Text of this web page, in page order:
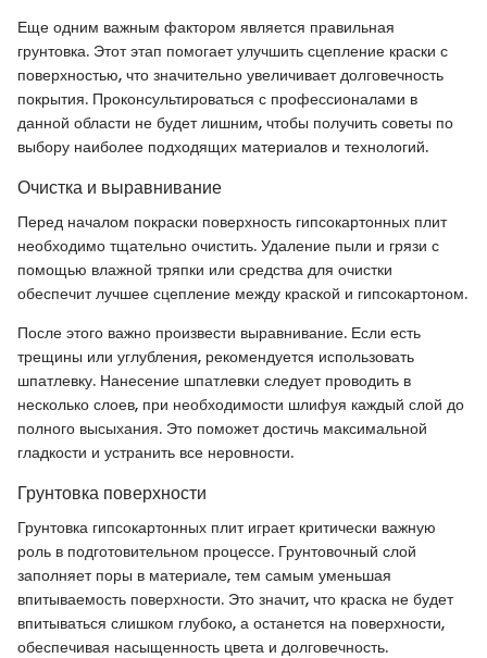
Еще одним важным фактором является правильная
грунтовка. Этот этап помогает улучшить сцепление краски с
поверхностью, что значительно увеличивает долговечность
покрытия. Проконсультироваться с профессионалами в
данной области не будет лишним, чтобы получить советы по
выбору наиболее подходящих материалов и технологий.
Очистка и выравнивание
Перед началом покраски поверхность гипсокартонных плит
необходимо тщательно очистить. Удаление пыли и грязи с
помощью влажной тряпки или средства для очистки
обеспечит лучшее сцепление между краской и гипсокартоном.
После этого важно произвести выравнивание. Если есть
трещины или углубления, рекомендуется использовать
шпатлевку. Нанесение шпатлевки следует проводить в
несколько слоев, при необходимости шлифуя каждый слой до
полного высыхания. Это поможет достичь максимальной
гладкости и устранить все неровности.
Грунтовка поверхности
Грунтовка гипсокартонных плит играет критически важную
роль в подготовительном процессе. Грунтовочный слой
заполняет поры в материале, тем самым уменьшая
впитываемость поверхности. Это значит, что краска не будет
впитываться слишком глубоко, а останется на поверхности,
обеспечивая насыщенность цвета и долговечность.